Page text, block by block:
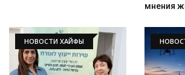
мнения
НОВОСТИ ХАЙФЫ